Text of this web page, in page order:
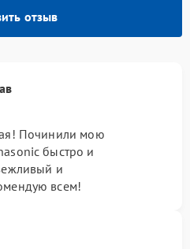
отзыв
Починили мою
быстро и
и
всем!